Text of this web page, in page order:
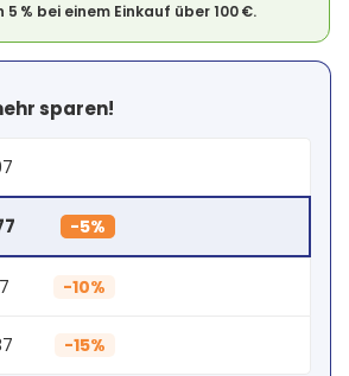
% bei einem Einkauf über 100 €.
sparen!
-5%
-10%
-15%